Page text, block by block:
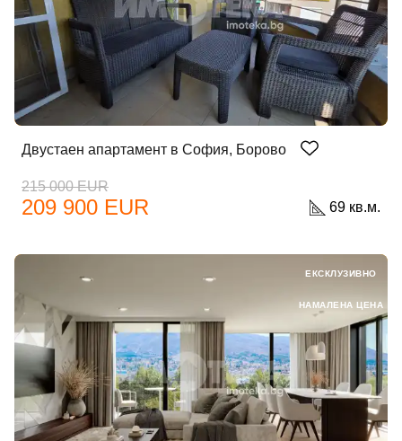
Двустаен апартамент в София, Борово
215 000 EUR
209 900 EUR 69 кв.м.
ЕКСКЛУЗИВНО
НАМАЛЕНА ЦЕНА